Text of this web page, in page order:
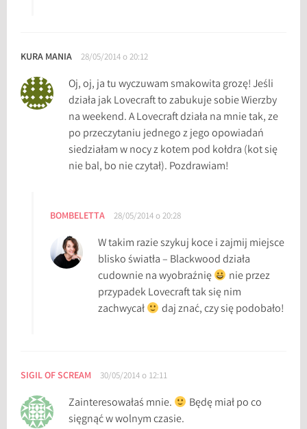
KURA MANIA 28/05/2014 o 20:12
Oj, oj, ja tu wyczuwam smakowita grozę! Jeśli
działa jak Lovecraft to zabukuje sobie Wierzby
na weekend. A Lovecraft działa na mnie tak, ze
po przeczytaniu jednego z jego opowiadań
siedziałam w nocy z kotem pod kołdra (kot się
nie bal, bo nie czytał). Pozdrawiam!
BOMBELETTA 28/05/2014 o 20:28
W takim razie szykuj koce i zajmij miejsce
blisko światła – Blackwood działa
cudownie na wyobraźnię
nie przez
przypadek Lovecraft tak się nim
zachwycał
daj znać, czy się podobało!
SIGIL OF SCREAM 30/05/2014 o 12:11
Zainteresowałaś mnie.
Będę miał po co
sięgnąć w wolnym czasie.